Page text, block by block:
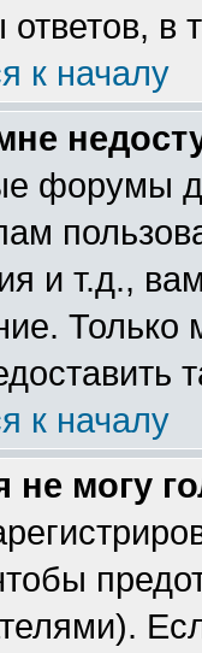
ответов, в
к началу
форумы
и т.д.,
к началу
не могу